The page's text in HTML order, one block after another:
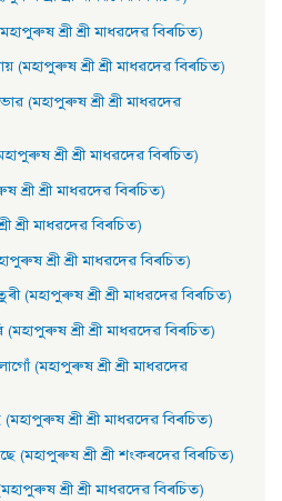
শ্ৰী শ্ৰী মাধৱদেৱ বিৰচিত)
(মহাপুৰুষ শ্ৰী শ্ৰী মাধৱদেৱ বিৰচিত)
(মহাপুৰুষ শ্ৰী শ্ৰী মাধৱদেৱ
শ্ৰী শ্ৰী মাধৱদেৱ বিৰচিত)
শ্ৰী শ্ৰী মাধৱদেৱ বিৰচিত)
শ্ৰী মাধৱদেৱ বিৰচিত)
শ্ৰী শ্ৰী মাধৱদেৱ বিৰচিত)
(মহাপুৰুষ শ্ৰী শ্ৰী মাধৱদেৱ বিৰচিত)
(মহাপুৰুষ শ্ৰী শ্ৰী মাধৱদেৱ বিৰচিত)
(মহাপুৰুষ শ্ৰী শ্ৰী মাধৱদেৱ
শ্ৰী শ্ৰী মাধৱদেৱ বিৰচিত)
(মহাপুৰুষ শ্ৰী শ্ৰী শংকৰদেৱ বিৰচিত)
শ্ৰী শ্ৰী মাধৱদেৱ বিৰচিত)